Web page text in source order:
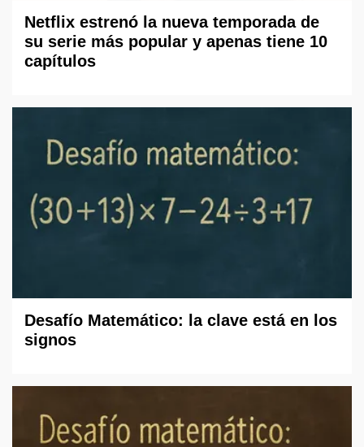
Netflix estrenó la nueva temporada de
su serie más popular y apenas tiene 10
capítulos
Desafío Matemático: la clave está en los
signos